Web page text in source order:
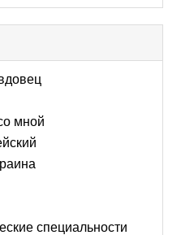
мной
специальности